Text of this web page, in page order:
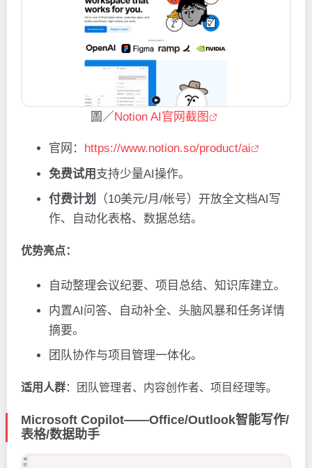
圖／Notion AI官网截图
官网： https://www.notion.so/product/ai
免费试用 支持少量AI操作。
付费计划
（10美元/月/帐号）开放全文档AI写
作、自动化表格、数据总结。
优势亮点：
自动整理会议纪要、项目总结、知识库建立。
内置AI问答、自动补全、头脑风暴和任务详情
摘要。
团队协作与项目管理一体化。
适用人群：团队管理者、内容创作者、项目经理等。
Microsoft Copilot——Office/Outlook智能写作/
表格/数据助手